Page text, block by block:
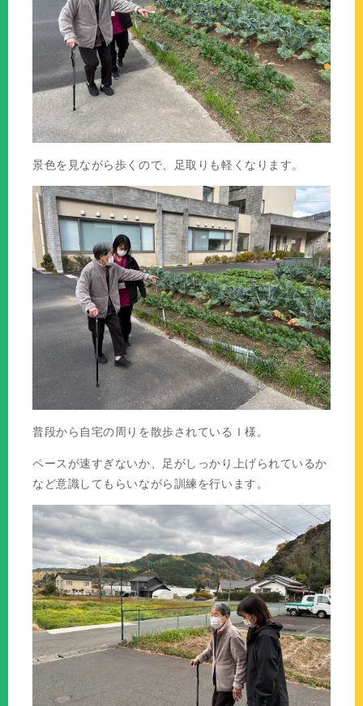
景色を見ながら歩くので、足取りも軽くなります。
普段から自宅の周りを散歩されているＩ様。
ペースが速すぎないか、足がしっかり上げられているか
など意識してもらいながら訓練を行います。